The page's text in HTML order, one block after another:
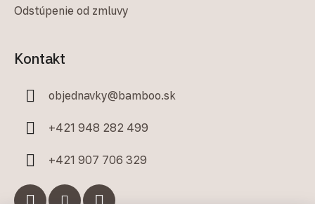
Odstúpenie od zmluvy
Kontakt
objednavky@bamboo.sk
+421 948 282 499
+421 907 706 329